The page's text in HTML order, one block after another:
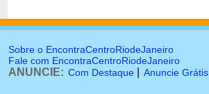
Sobre o EncontraCentroRiodeJaneiro
Fale com EncontraCentroRiodeJaneiro
ANUNCIE: Com Destaque Anuncie Grátis